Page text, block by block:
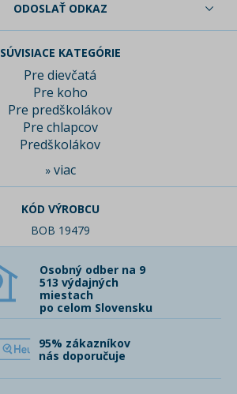
ODOSLAŤ ODKAZ
SÚVISIACE KATEGÓRIE
Pre dievčatá
Pre koho
Pre predškolákov
Pre chlapcov
Predškolákov
» viac
KÓD VÝROBCU
BOB 19479
Osobný odber na 9
513 výdajných
miestach
po celom Slovensku
95% zákazníkov
nás doporučuje